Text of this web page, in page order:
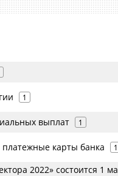
1
выплат 1
карты банка 1
2022» состоится 1